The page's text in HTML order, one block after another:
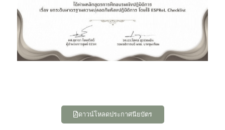
ดาวน์โหลดประกาศนียบัตร